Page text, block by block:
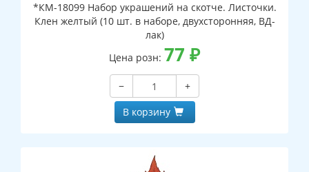
*КМ-18099 Набор украшений на скотче. Листочки.
Клен желтый (10 шт. в наборе, двухсторонняя, ВД-
лак)
Цена розн: 77 ₽
−
+
В корзину